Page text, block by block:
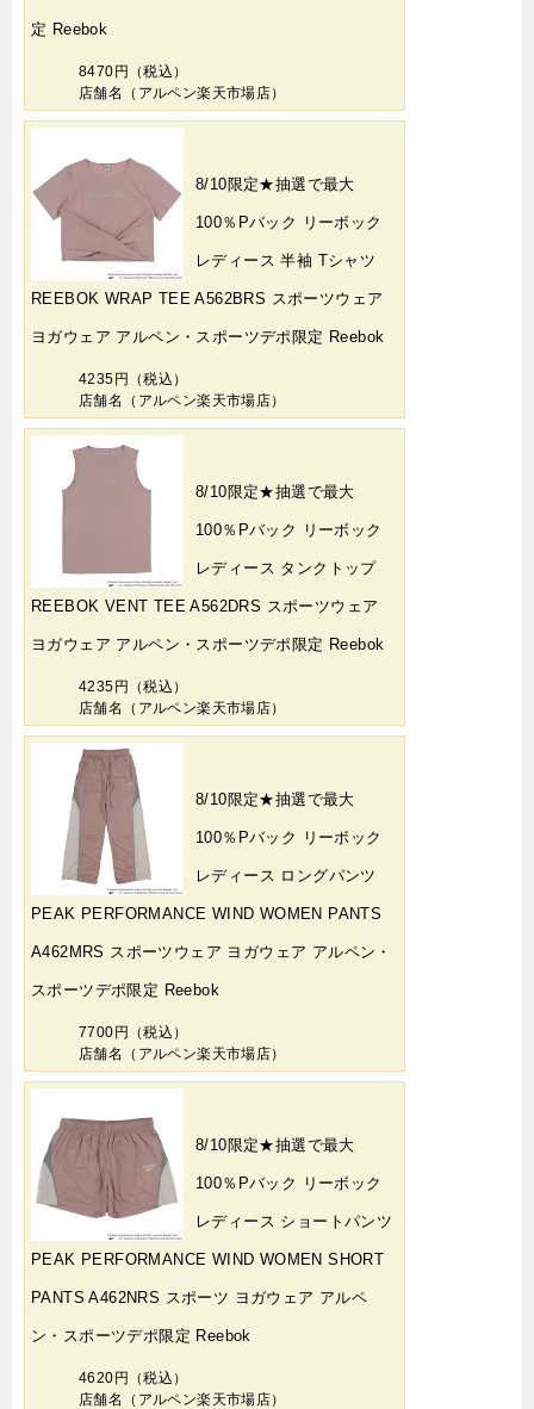
定 Reebok
8470円（税込）
店舗名（アルペン楽天市場店）
8/10限定★抽選で最大
100％Pバック リーボック
レディース 半袖 Tシャツ
REEBOK WRAP TEE A562BRS スポーツウェア
ヨガウェア アルペン・スポーツデポ限定 Reebok
4235円（税込）
店舗名（アルペン楽天市場店）
8/10限定★抽選で最大
100％Pバック リーボック
レディース タンクトップ
REEBOK VENT TEE A562DRS スポーツウェア
ヨガウェア アルペン・スポーツデポ限定 Reebok
4235円（税込）
店舗名（アルペン楽天市場店）
8/10限定★抽選で最大
100％Pバック リーボック
レディース ロングパンツ
PEAK PERFORMANCE WIND WOMEN PANTS
A462MRS スポーツウェア ヨガウェア アルペン・
スポーツデポ限定 Reebok
7700円（税込）
店舗名（アルペン楽天市場店）
8/10限定★抽選で最大
100％Pバック リーボック
レディース ショートパンツ
PEAK PERFORMANCE WIND WOMEN SHORT
PANTS A462NRS スポーツ ヨガウェア アルペ
ン・スポーツデポ限定 Reebok
4620円（税込）
店舗名（アルペン楽天市場店）